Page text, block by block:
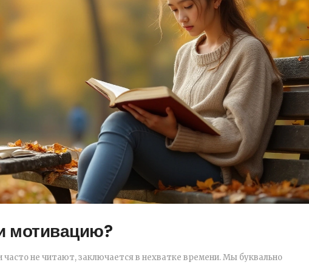
мотивацию?
часто не читают, заключается в нехватке времени. Мы буквально